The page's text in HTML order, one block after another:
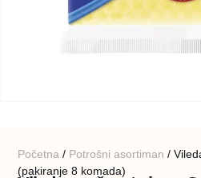
Početna / Potrošni asortiman /
(pakiranje 8 komada)